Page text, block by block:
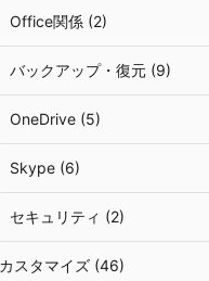
Office関係 (2)
バックアップ・復元 (9)
OneDrive (5)
Skype (6)
セキュリティ (2)
カスタマイズ (46)